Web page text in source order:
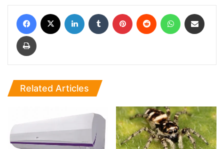
Facebook LinkedIn Tumblr Pinterest Reddit WhatsApp
Print
Related Articles